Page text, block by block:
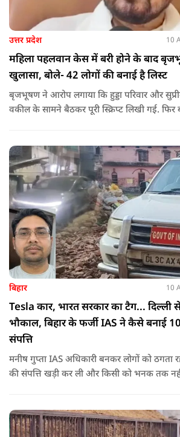
उत्तर प्रदेश 10
महिला पहलवान केस में बरी होने के बाद
खुलासा, बोले- 42 लोगों की बनाई है लिस्ट
बृजभूषण ने आरोप लगाया कि हुड्डा परिवार और
वकील के सामने बैठकर पूरी स्क्रिप्ट लिखी गई. फिर
बिहार 10
Tesla कार, भारत सरकार का टैग... दिल्ली
भौकाल, बिहार के फर्जी IAS ने कैसे बनाई
संपत्ति
मनीष गुप्ता IAS अधिकारी बनकर लोगों को ठगता
की संपत्ति खड़ी कर ली और किसी को भनक तक